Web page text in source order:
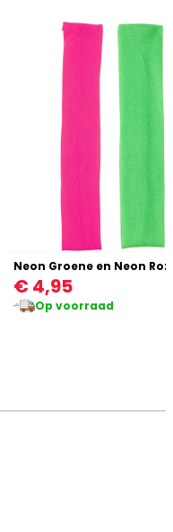
€ 4,95
Op voorraad